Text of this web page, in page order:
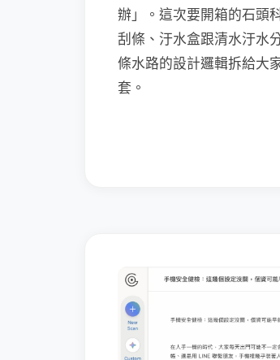
辦」。這次要開箱的石頭
刮條、汙水盒跟清水汙水
條水路的設計邏輯拆給大
套。